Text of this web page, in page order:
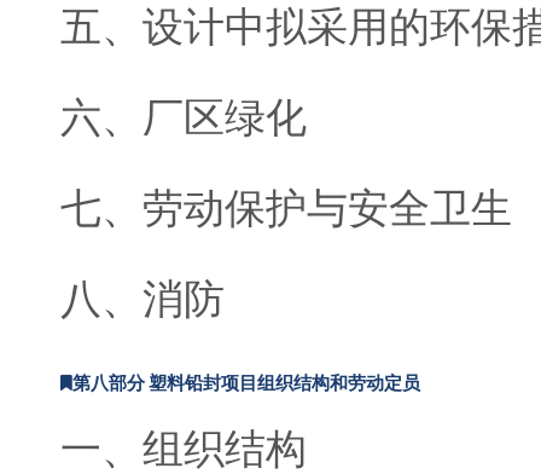
五、设计中拟采用的环保
六、厂区绿化
七、劳动保护与安全卫生
八、消防
第八部分 塑料铅封项目组织结构和劳动定员
一、组织结构